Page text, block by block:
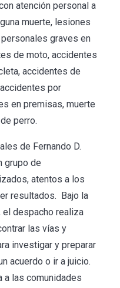
atención personal a
muerte, lesiones
graves en
de moto, accidentes
accidentes de
por
en premisas, muerte
perro.
de Fernando D.
grupo de
atentos a los
resultados. Bajo la
el despacho realiza
las vías y
investigar y preparar
acuerdo o ir a juicio.
a las comunidades